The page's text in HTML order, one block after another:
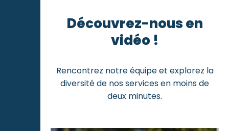
Découvrez-nous en
vidéo !
Rencontrez notre équipe et explorez la
diversité de nos services en moins de
deux minutes.